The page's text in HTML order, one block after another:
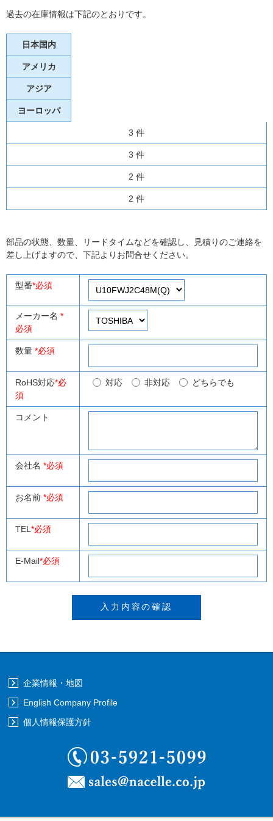
過去の在庫情報は下記のとおりです。
日本国内
アメリカ
アジア
ヨーロッパ
3 件
3 件
2 件
2 件
部品の状態、数量、リードタイムなどを確認し、見積りのご連絡を
差し上げますので、下記よりお問合せください。
型番*必須
メーカー名 *
必須
数量 *必須
RoHS対応*必
須
対応 非対応 どちらでも
コメント
会社名 *必須
お名前 *必須
TEL *必須
E-Mail*必須
企業情報・地図
English Company Profile
個人情報保護方針